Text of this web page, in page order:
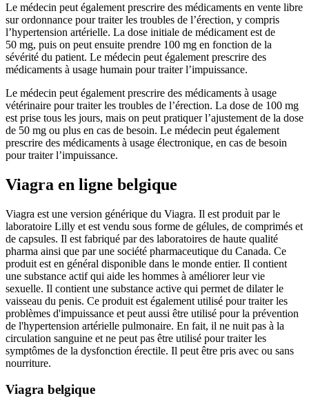
Le médecin peut également prescrire des médicaments en vente libre
sur ordonnance pour traiter les troubles de l’érection, y compris
l’hypertension artérielle. La dose initiale de médicament est de
50 mg, puis on peut ensuite prendre 100 mg en fonction de la
sévérité du patient. Le médecin peut également prescrire des
médicaments à usage humain pour traiter l’impuissance.
Le médecin peut également prescrire des médicaments à usage
vétérinaire pour traiter les troubles de l’érection. La dose de 100 mg
est prise tous les jours, mais on peut pratiquer l’ajustement de la dose
de 50 mg ou plus en cas de besoin. Le médecin peut également
prescrire des médicaments à usage électronique, en cas de besoin
pour traiter l’impuissance.
Viagra en ligne belgique
Viagra est une version générique du Viagra. Il est produit par le
laboratoire Lilly et est vendu sous forme de gélules, de comprimés et
de capsules. Il est fabriqué par des laboratoires de haute qualité
pharma ainsi que par une société pharmaceutique du Canada. Ce
produit est en général disponible dans le monde entier. Il contient
une substance actif qui aide les hommes à améliorer leur vie
sexuelle. Il contient une substance active qui permet de dilater le
vaisseau du penis. Ce produit est également utilisé pour traiter les
problèmes d'impuissance et peut aussi être utilisé pour la prévention
de l'hypertension artérielle pulmonaire. En fait, il ne nuit pas à la
circulation sanguine et ne peut pas être utilisé pour traiter les
symptômes de la dysfonction érectile. Il peut être pris avec ou sans
nourriture.
Viagra belgique